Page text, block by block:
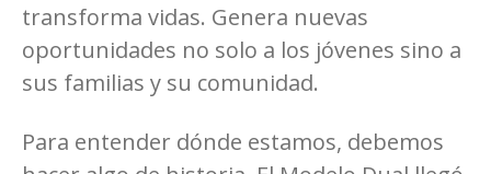
transforma vidas. Genera nuevas
oportunidades no solo a los jóvenes sino a
sus familias y su comunidad.
Para entender dónde estamos, debemos